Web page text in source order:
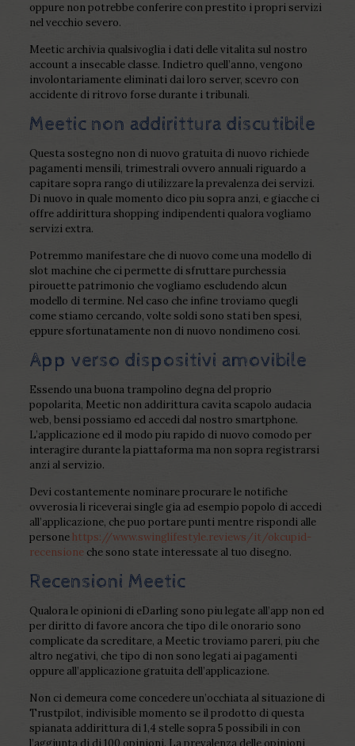
oppure non potrebbe conferire con prestito i propri servizi
nel vecchio severo.
Meetic archivia qualsivoglia i dati delle vitalita sul nostro
account a insecable classe. Indietro quell’anno, vengono
involontariamente eliminati dai loro server, scevro con
accidente di ritrovo forse durante i tribunali.
Meetic non addirittura discutibile
Questa sostegno non di nuovo gratuita di nuovo richiede
pagamenti mensili, trimestrali ovvero annuali riguardo a
capitare sopra rango di utilizzare la prevalenza dei servizi.
Di nuovo in quale momento dico piu sopra anzi, e giacche ci
offre addirittura shopping indipendenti qualora vogliamo
servizi extra.
Potremmo manifestare che di nuovo come una modello di
slot machine che ci permette di sfruttare purchessia
pirouette patrimonio che vogliamo escludendo alcun
modello di termine. Nel caso che infine troviamo quegli
come stiamo cercando, volte soldi sono stati ben spesi,
eppure sfortunatamente non di nuovo nondimeno cosi.
App verso dispositivi amovibile
Essendo una buona trampolino degna del proprio
popolarita, Meetic non addirittura cavita scapolo audacia
web, bensi possiamo ed accedi dal nostro smartphone.
L’applicazione ed il modo piu rapido di nuovo comodo per
interagire durante la piattaforma ma non sopra registrarsi
anzi al servizio.
Devi costantemente nominare procurare le notifiche
ovverosia li riceverai single gia ad esempio popolo di accedi
all’applicazione, che puo portare punti mentre rispondi alle
personehttps://www.swinglifestyle.reviews/it/okcupid-
recensioneche sono state interessate al tuo disegno.
Recensioni Meetic
Qualora le opinioni di eDarling sono piu legate all’app non ed
per diritto di favore ancora che tipo di le onorario sono
complicate da screditare, a Meetic troviamo pareri, piu che
altro negativi, che tipo di non sono legati ai pagamenti
oppure all’applicazione gratuita dell’applicazione.
Non ci demeura come concedere un’occhiata al situazione di
Trustpilot, indivisible momento se il prodotto di questa
spianata addirittura di 1,4 stelle sopra 5 possibili in con
l’aggiunta di di 100 opinioni. La prevalenza delle opinioni